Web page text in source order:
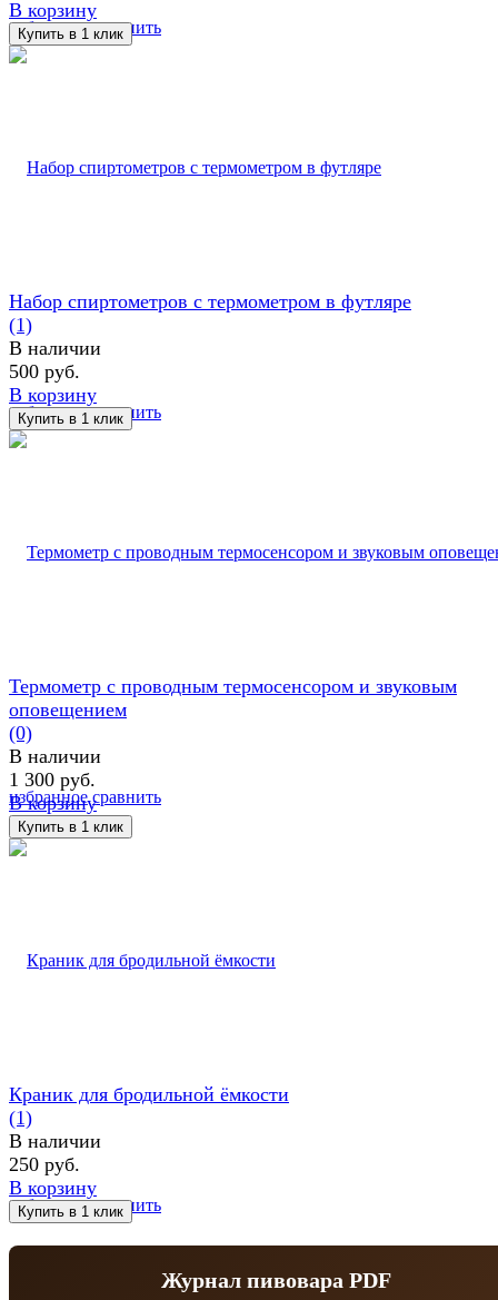
избранное сравнить
В корзину
избранное сравнить
Набор спиртометров с термометром в футляре
(1)
В наличии
500 руб.
В корзину
избранное сравнить
Термометр с проводным термосенсором и звуковым
оповещением
(0)
В наличии
1 300 руб.
В корзину
избранное сравнить
Краник для бродильной ёмкости
(1)
В наличии
250 руб.
В корзину
Журнал пивовара PDF